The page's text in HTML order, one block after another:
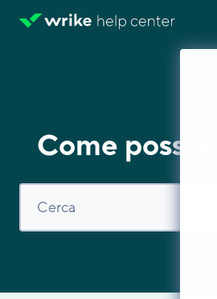
Come